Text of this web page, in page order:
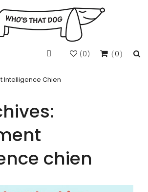
0
(0)
Intelligence Chien
chien